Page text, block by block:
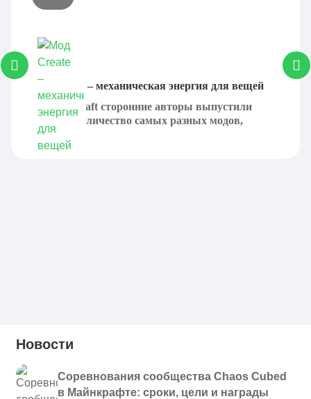
Мод Create – механическая энергия для вещей
Для Minecraft сторонние авторы выпустили
большое количество самых разных модов,
которые...
Новости
Соревнования сообщества Chaos Cubed
в Майнкрафте: сроки, цели и награды